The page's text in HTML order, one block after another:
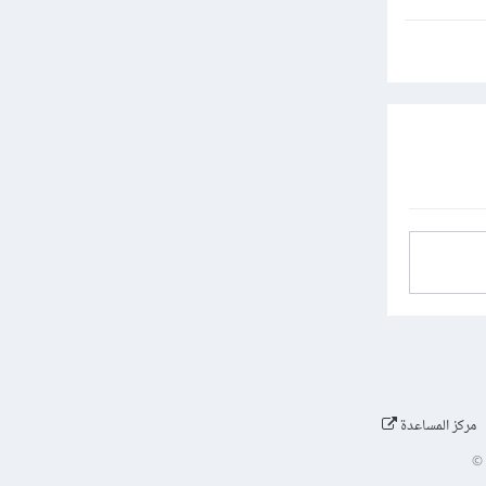
مركز المساعدة
©